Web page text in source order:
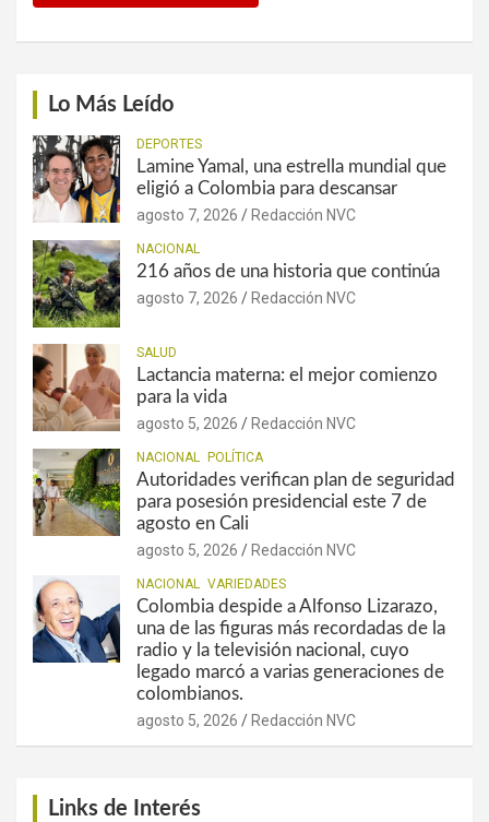
Lo Más Leído
DEPORTES
Lamine Yamal, una estrella mundial que
eligió a Colombia para descansar
agosto 7, 2026 Redacción NVC
NACIONAL
216 años de una historia que continúa
agosto 7, 2026 Redacción NVC
SALUD
Lactancia materna: el mejor comienzo
para la vida
agosto 5, 2026 Redacción NVC
NACIONAL POLÍTICA
Autoridades verifican plan de seguridad
para posesión presidencial este 7 de
agosto en Cali
agosto 5, 2026 Redacción NVC
NACIONAL VARIEDADES
Colombia despide a Alfonso Lizarazo,
una de las figuras más recordadas de la
radio y la televisión nacional, cuyo
legado marcó a varias generaciones de
colombianos.
agosto 5, 2026 Redacción NVC
Links de Interés